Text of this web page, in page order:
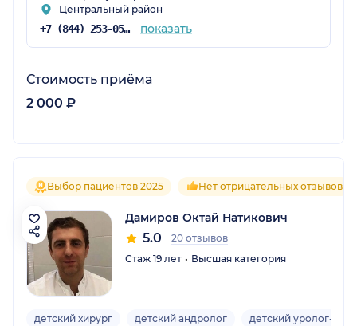
Центральный район
+7 (844) 253-05-05 показать
Стоимость приёма
2 000 ₽
Выбор пациентов 2025 Нет отрицательных отзывов
Дамиров Октай Натикович
5.0
20 отзывов
Стаж 19 лет
Высшая категория
детский хирург детский андролог детский уролог-